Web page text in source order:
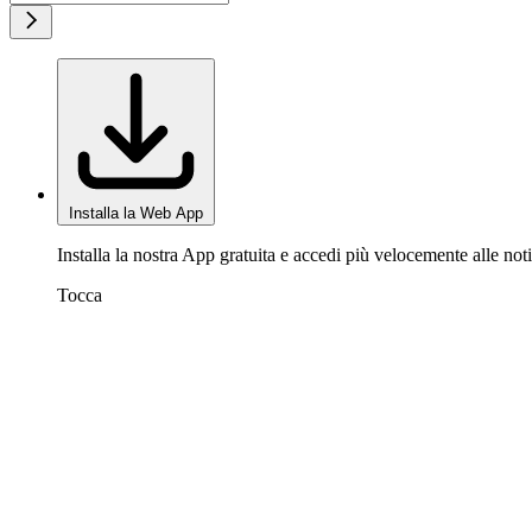
Installa la Web App
Installa la nostra App gratuita e accedi più velocemente alle
Tocca